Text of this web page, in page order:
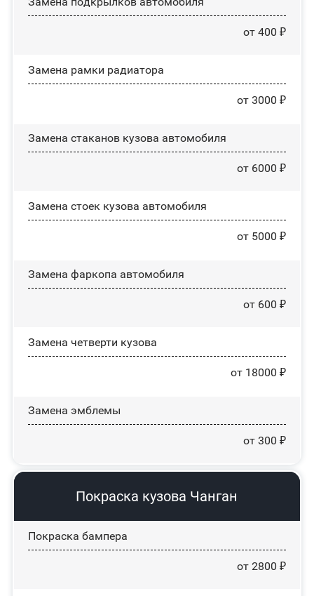
от 400 ₽
Замена рамки радиатора
от 3000 ₽
Замена стаканов кузова автомобиля
от 6000 ₽
Замена стоек кузова автомобиля
от 5000 ₽
Замена фаркопа автомобиля
от 600 ₽
Замена четверти кузова
от 18000 ₽
Замена эмблемы
от 300 ₽
Покраска кузова Чанган
Покраска бампера
от 2800 ₽